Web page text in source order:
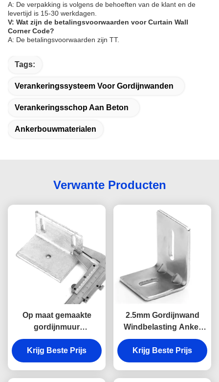
A: De verpakking is volgens de behoeften van de klant en de
levertijd is 15-30 werkdagen.
V: Wat zijn de betalingsvoorwaarden voor Curtain Wall
Corner Code?
A: De betalingsvoorwaarden zijn TT.
Tags:
Verankeringssysteem Voor Gordijnwanden
Verankeringsschop Aan Beton
Ankerbouwmaterialen
Verwante Producten
Op maat gemaakte
gordijnmuur
windbelasting anker
hoek code anker
bouwmaterialen
Krijg Beste Prijs
2.5mm Gordijnwand
Windbelasting Anker
Gordijnwand Anker
Systeem Aanpasbaar
Krijg Beste Prijs